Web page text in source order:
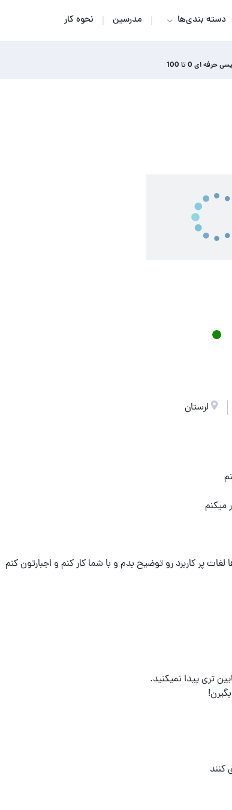
دسته بندی‌ها مدرسین نحوه کار
ای 0 تا 100
لرستان
پر کاربرد رو توضیح بدم و با شما کار کنم و اجبارتون کنم
کنند